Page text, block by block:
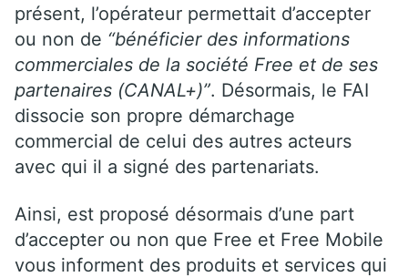
présent, l’opérateur permettait d’accepter
ou non de “bénéficier des informations
commerciales de la société Free et de ses
partenaires (CANAL+)”. Désormais, le FAI
dissocie son propre démarchage
commercial de celui des autres acteurs
avec qui il a signé des partenariats.
Ainsi, est proposé désormais d’une part
d’accepter ou non que Free et Free Mobile
vous informent des produits et services qui